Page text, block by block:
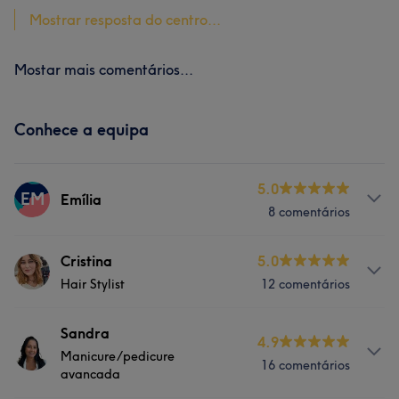
Mostrar resposta do centro...
Mostar mais comentários...
Conhece a equipa
EM Emília
5.0
8 comentários
Serviços
Tratamento Corporal
Cabeleireiro e Salão de Cabeleireiro
Cristina
Hair Stylist
5.0
12 comentários
Serviços
Depilação Tratamento Facial
Sandra
Manicure/pedicure
avancada
4.9
16 comentários